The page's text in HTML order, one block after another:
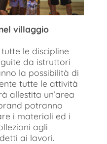
villaggio
le discipline
da istruttori
la possibilità di
tutte le attività
allestita un’area
potranno
i materiali ed i
agli
ai lavori.